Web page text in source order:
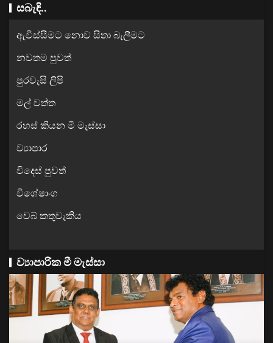
සබැඳි..
ඇවිස්සීමට නොව සිතා බැලීමට
නවතම පුවත්
පුරවැසි ලිපි
මල් වත්ත
රහස් කියන මී මැස්සා
ව්‍යාපාර
විදෙස් පුවත්
විශේෂාංග
වෙබ් කතුවැකිය
ව්‍යාපාරික මී මැස්සා